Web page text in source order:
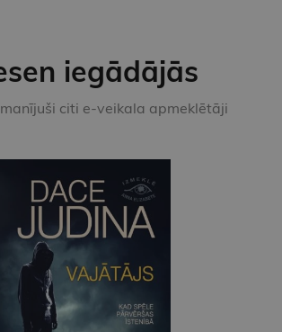
iegādājās
citi e-veikala apmeklētāji